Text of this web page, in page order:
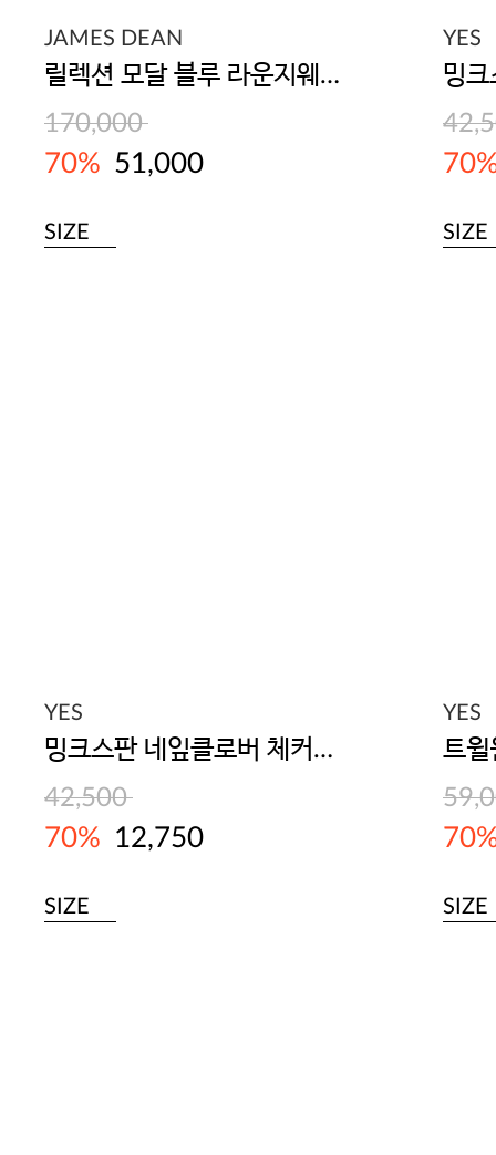
JAMES DEAN
릴렉션 모달 블루 라운지웨어 4종세트
170,000
70% 51,000
SIZE
YES
SIZE
YES
밍크스판 네잎클로버 체커브드 그린 남 수면바지
42,500
70% 12,750
SIZE
YES
SIZE